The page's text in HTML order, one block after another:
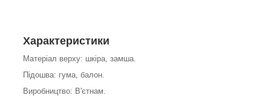
Характеристики
Матеріал верху: шкіра, замша.
Підошва: гума, балон.
Виробництво: В'єтнам.